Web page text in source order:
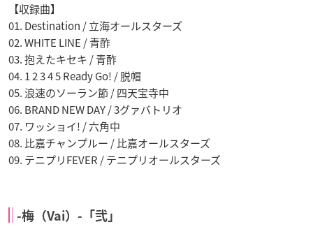
【収録曲】
01. Destination / 立海オールスターズ
02. WHITE LINE / 青酢
03. 抱えたキセキ / 青酢
04. 1 2 3 4 5 Ready Go! / 脱帽
05. 浪速のソーラン節 / 四天宝寺中
06. BRAND NEW DAY / 3グァバトリオ
07. ワッショイ! / 六角中
08. 比嘉チャンプルー / 比嘉オールスターズ
09. テニプリFEVER / テニプリオールスターズ
-梅（Vai）-「弐」